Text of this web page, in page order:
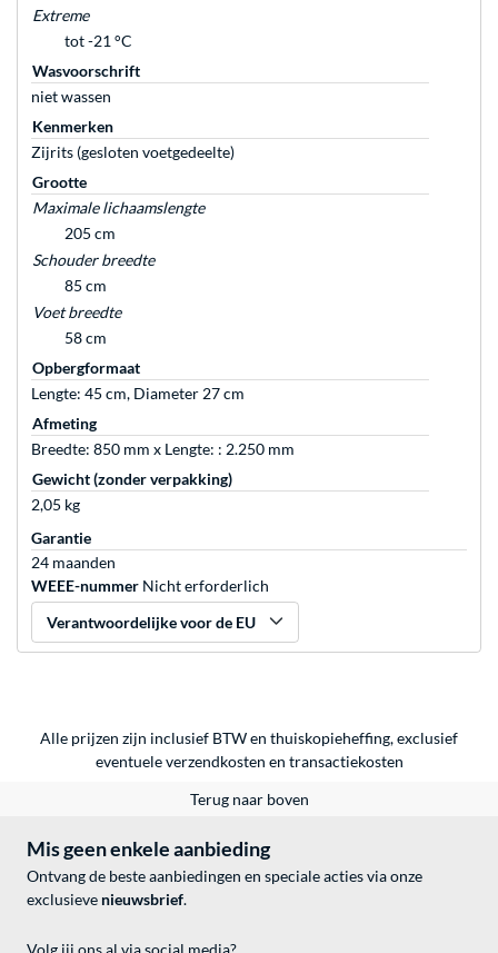
Extreme
tot -21 °C
Wasvoorschrift
niet wassen
Kenmerken
Zijrits (gesloten voetgedeelte)
Grootte
Maximale lichaamslengte
205 cm
Schouder breedte
85 cm
Voet breedte
58 cm
Opbergformaat
Lengte: 45 cm, Diameter 27 cm
Afmeting
Breedte: 850 mm x Lengte: : 2.250 mm
Gewicht (zonder verpakking)
2,05 kg
Garantie
24 maanden
WEEE-nummer Nicht erforderlich
Verantwoordelijke voor de EU
Alle prijzen zijn inclusief BTW en thuiskopieheffing, exclusief
eventueleverzendkosten en transactiekosten
Terug naar boven
Mis geen enkele aanbieding
Ontvang de beste aanbiedingen en speciale acties via onze
exclusieve nieuwsbrief.
Volg jij ons al via social media?